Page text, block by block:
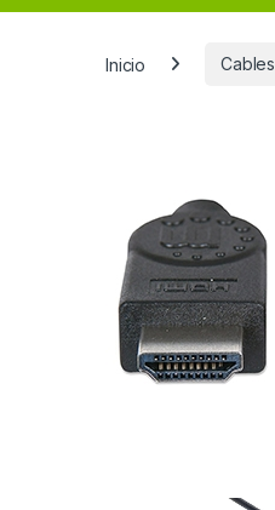
Inicio Cables